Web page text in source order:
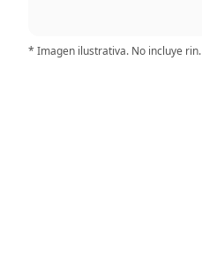
* Imagen ilustrativa. No incluye rin.